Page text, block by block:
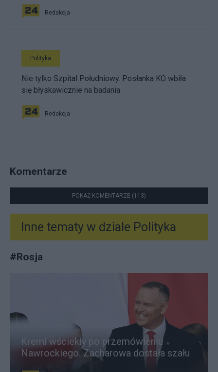
Redakcja
Polityka
Nie tylko Szpital Południowy. Posłanka KO wbiła
się błyskawicznie na badania
Redakcja
Komentarze
POKAŻ KOMENTARZE (113)
Inne tematy w dziale Polityka
#Rosja
Kreml wściekły po przemówieniu
Nawrockiego. Zacharowa dostała szału